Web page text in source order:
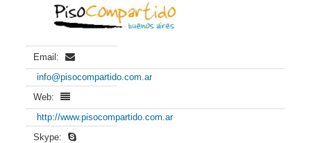
Email:
info@pisocompartido.com.ar
Web:
http://www.pisocompartido.com.ar
Skype: